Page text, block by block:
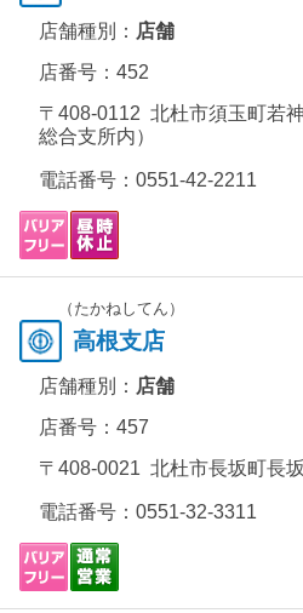
店舗種別： 店舗
店番号：452
〒408-0112 北杜市須玉町若
総合支所内）
電話番号： 0551-42-2211
（たかねしてん）
高根支店
店舗種別： 店舗
店番号：457
〒408-0021 北杜市長坂町長
電話番号： 0551-32-3311